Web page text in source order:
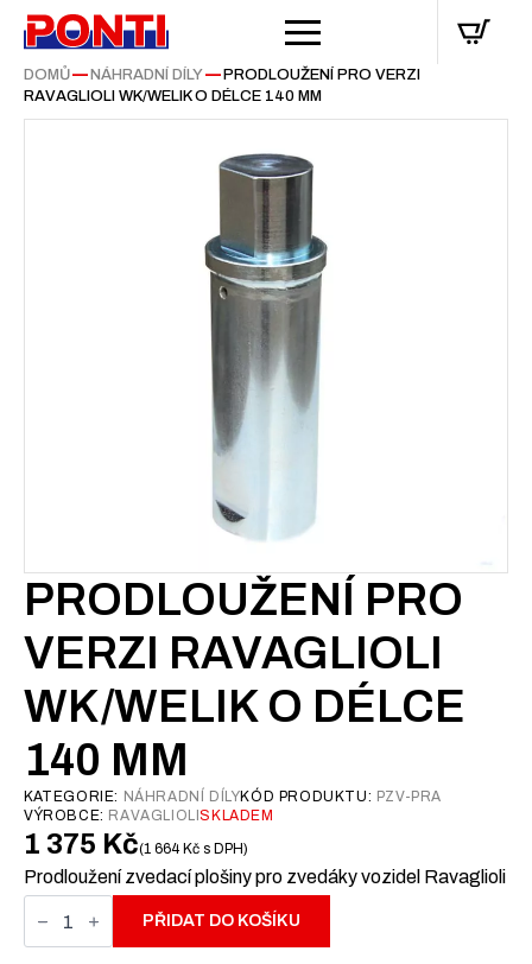
DOMŮ— NÁHRADNÍ DÍLY— PRODLOUŽENÍ PRO VERZI
RAVAGLIOLI WK/WELIK O DÉLCE 140 MM
PRODLOUŽENÍ PRO
VERZI RAVAGLIOLI
WK/WELIK O DÉLCE
140 MM
KATEGORIE: NÁHRADNÍ DÍLYKÓD PRODUKTU: PZV-PRA
VÝROBCE: RAVAGLIOLI SKLADEM
1 375 Kč 1 664 Kč s DPH
Prodloužení zvedací plošiny pro zvedáky vozidel Ravaglioli
Prodloužení
pro
verzi
PŘIDAT DO KOŠÍKU